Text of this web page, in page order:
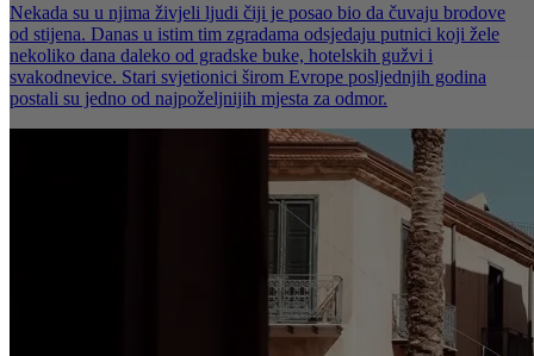
Nekada su u njima živjeli ljudi čiji je posao bio da čuvaju brodove
od stijena. Danas u istim tim zgradama odsjedaju putnici koji žele
nekoliko dana daleko od gradske buke, hotelskih gužvi i
svakodnevice. Stari svjetionici širom Evrope posljednjih godina
postali su jedno od najpoželjnijih mjesta za odmor.